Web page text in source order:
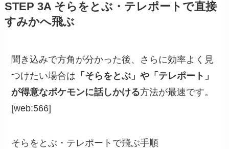
STEP 3A そらをとぶ・テレポートで直接
すみかへ飛ぶ
聞き込みで方角が分かった後、さらに効率よく見
つけたい場合は 「そらをとぶ」や「テレポート」
が得意なポケモンに話しかける方法が最速です。
[web:566]
そらをとぶ・テレポートで飛ぶ手順